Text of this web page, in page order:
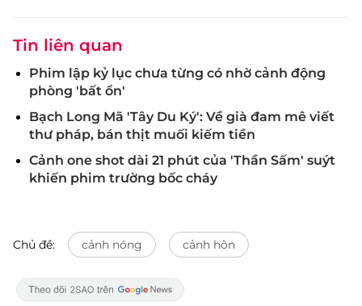
Tin liên quan
Phim lập kỷ lục chưa từng có nhờ cảnh động
phòng 'bất ổn'
Bạch Long Mã 'Tây Du Ký': Về già đam mê viết
thư pháp, bán thịt muối kiếm tiền
Cảnh one shot dài 21 phút của 'Thần Sấm' suýt
khiến phim trường bốc cháy
Chủ đề: cảnh nóng cảnh hôn